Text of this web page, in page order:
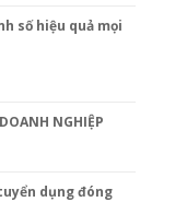
số hiệu quả mọi
NGHIỆP
dụng đóng